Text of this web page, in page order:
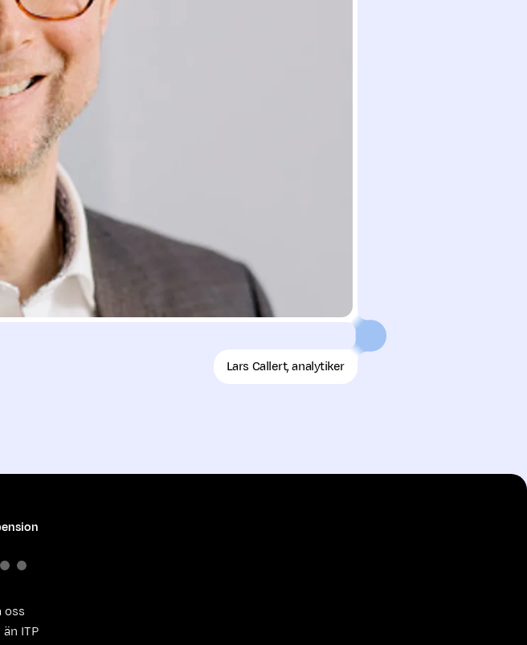
Lars Callert, analytiker
oss
ITP